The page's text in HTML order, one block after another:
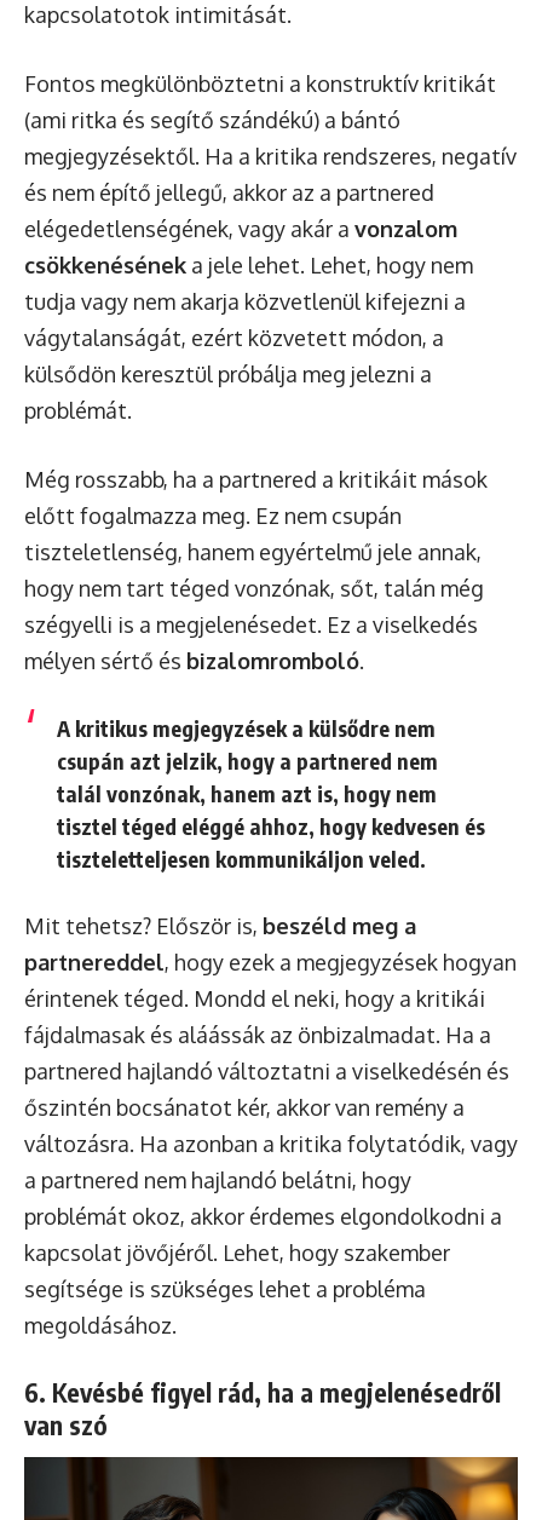
kapcsolatotok intimitását.
Fontos megkülönböztetni a konstruktív kritikát
(ami ritka és segítő szándékú) a bántó
megjegyzésektől. Ha a kritika rendszeres, negatív
és nem építő jellegű, akkor az a partnered
elégedetlenségének, vagy akár a vonzalom
csökkenésének a jele lehet. Lehet, hogy nem
tudja vagy nem akarja közvetlenül kifejezni a
vágytalanságát, ezért közvetett módon, a
külsődön keresztül próbálja meg jelezni a
problémát.
Még rosszabb, ha a partnered a kritikáit mások
előtt fogalmazza meg. Ez nem csupán
tiszteletlenség, hanem egyértelmű jele annak,
hogy nem tart téged vonzónak, sőt, talán még
szégyelli is a megjelenésedet. Ez a viselkedés
mélyen sértő és bizalomromboló.
A kritikus megjegyzések a külsődre nem
csupán azt jelzik, hogy a partnered nem
talál vonzónak, hanem azt is, hogy nem
tisztel téged eléggé ahhoz, hogy kedvesen és
tiszteletteljesen kommunikáljon veled.
Mit tehetsz? Először is, beszéld meg a
partnereddel, hogy ezek a megjegyzések hogyan
érintenek téged. Mondd el neki, hogy a kritikái
fájdalmasak és aláássák az önbizalmadat. Ha a
partnered hajlandó változtatni a viselkedésén és
őszintén bocsánatot kér, akkor van remény a
változásra. Ha azonban a kritika folytatódik, vagy
a partnered nem hajlandó belátni, hogy
problémát okoz, akkor érdemes elgondolkodni a
kapcsolat jövőjéről. Lehet, hogy szakember
segítsége is szükséges lehet a probléma
megoldásához.
6. Kevésbé figyel rád, ha a megjelenésedről
van szó